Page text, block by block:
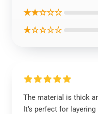
★★☆☆☆
★☆☆☆☆
The material is thick
It’s perfect for